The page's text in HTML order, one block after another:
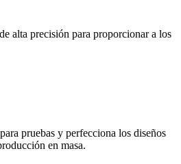
alta precisión para proporcionar a los
pruebas y perfecciona los diseños
en masa.